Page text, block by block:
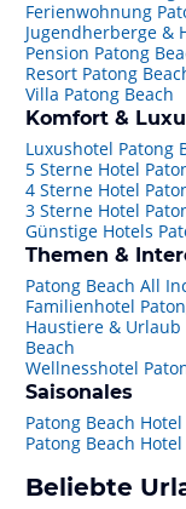
Ferienwohnung
Jugendherberge &
Pension Patong
Resort Patong
Villa Patong Beach
Komfort &
Luxushotel Patong
5 Sterne Hotel
4 Sterne Hotel
3 Sterne Hotel
Günstige Hotels
Themen &
Patong Beach All
Familienhotel
Haustiere &
Beach
Wellnesshotel
Saisonales
Patong Beach
Patong Beach
Beliebte